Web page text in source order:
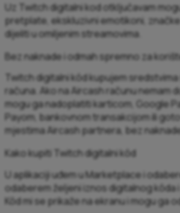
Uz Twitch digitalni kod otključavam
pretplate, ekskluzivni emotikoni,
dijeliti u omiljenim streamovima.
Bez naknade i odmah spremno za
Twitch digitalni kôd kupujem
računa. Ako na Aircash računu nemam
mogu ga nadoplatiti karticom, Google
Payom, bankovnom transakcijom ili
mjestima Aircash partnera, bez
Kako kupiti Twitch digitalni kôd
U aplikaciji uđem u Marketplace i
odaberem željeni iznos digitalnog kôda
Kôd mi se prikaže na ekranu i mogu ga